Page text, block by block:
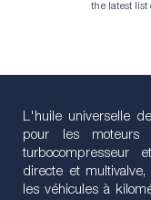
the latest list
L'huile universelle
pour les moteurs
turbocompresseur
directe et
les véhicules à